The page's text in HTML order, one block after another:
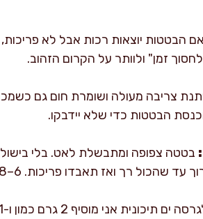
אם הבטטות יוצאות רכות אבל לא
זמן" ולוותר על הקרום הזהוב.
צריבה מעולה ושומרת חום גם
הבטטות כדי שלא יידבקו.
בטטה צפופה ומתבשלת לאט. בלי
פריכות. 6–8 דקות במים מאזנות את שני העולמות.